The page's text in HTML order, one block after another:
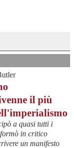
il più
a quasi tutti i
in critico
un manifesto